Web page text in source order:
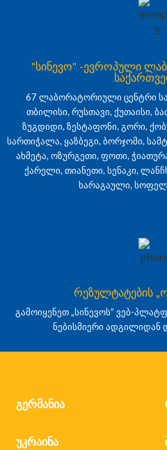
"სინევო" -ევროპული
67 ლაბორატორიული ცენტრი
თბილისი, რუსთავი, ქუთაისი,
ზუგდიდი, ზესტაფონი, გორი,
სართიჭალა, ყაზბეგი, ბორჯომი,
ახმეტა, ოზურგეთი, ფოთი,
ქარელი, თიანეთი, სენაკი,
ხარაგაული,
რეზულტატების
გამოიყენეთ „სინევოს“ ვებ-
ნებისმიერი ადგილიდან
გერმანია
უკრაინა